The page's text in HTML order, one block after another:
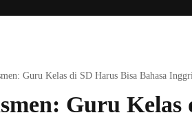
Guru Kelas di SD Harus Bisa Bahasa
Guru Kelas